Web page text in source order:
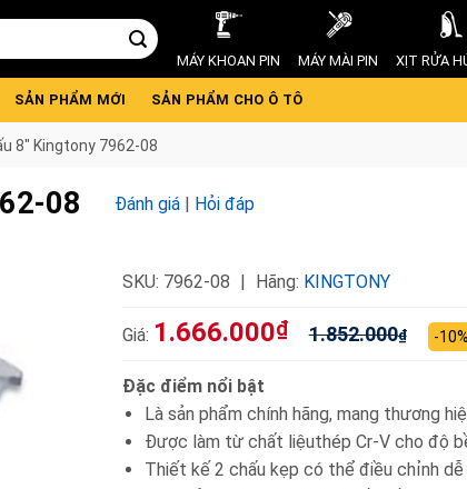
MÁY KHOAN PIN MÁY MÀI PIN XỊT RỬA
SẢN PHẨM MỚI SẢN PHẨM CHO Ô TÔ
8″ Kingtony 7962-08
08 Đánh giá | Hỏi đáp
SKU: 7962-08 Hãng: KINGTONY
Giá: 1.666.000₫ 1.852.000₫ -10%
Đặc điểm nổi bật
Là sản phẩm chính hãng, mang thương
Được làm từ chất liệuthép Cr-V cho độ
Thiết kế 2 chấu kẹp có thể điều chỉnh dễ